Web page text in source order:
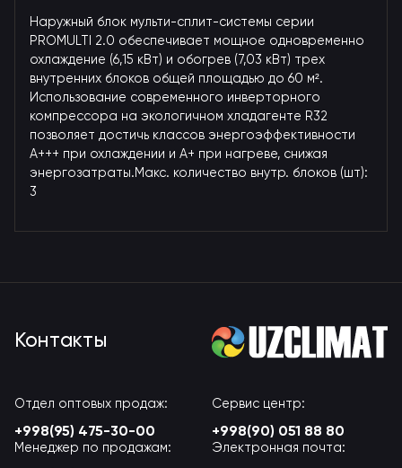
Наружный блок мульти-сплит-системы серии
PROMULTI 2.0 обеспечивает мощное одновременно
охлаждение (6,15 кВт) и обогрев (7,03 кВт) трех
внутренних блоков общей площадью до 60 м².
Использование современного инверторного
компрессора на экологичном хладагенте R32
позволяет достичь классов энергоэффективности
A+++ при охлаждении и A+ при нагреве, снижая
энергозатраты.Макс. количество внутр. блоков (шт):
3
Контакты
Отдел оптовых продаж:
+998(95) 475-30-00
Сервис центр:
+998(90) 051 88 80
Менеджер по продажам: Электронная почта: